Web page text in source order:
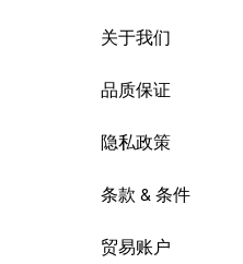
关于我们
品质保证
隐私政策
条款 & 条件
贸易账户